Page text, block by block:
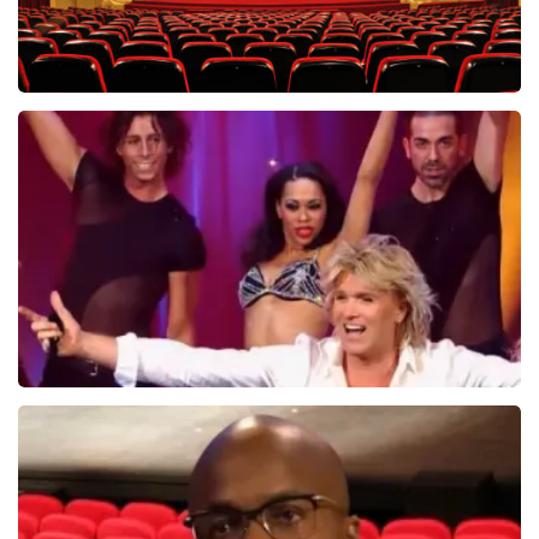
Saturday Night Fever
60
BEKIJKEN
Hans Klok
314+ reviews
BEKIJKEN